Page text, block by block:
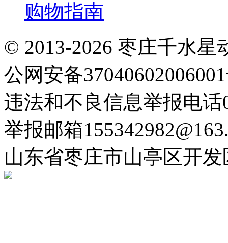
购物指南
© 2013-2026 枣庄千水
公网安备
违法和不良信息举报电话
举报邮箱
山东省枣庄市山亭区开